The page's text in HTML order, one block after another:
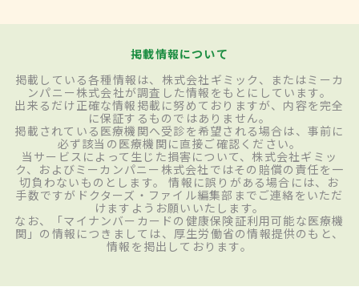
掲載情報について
掲載している各種情報は、株式会社ギミック、またはミーカ
ンパニー株式会社が調査した情報をもとにしています。
出来るだけ正確な情報掲載に努めておりますが、内容を完全
に保証するものではありません。
掲載されている医療機関へ受診を希望される場合は、事前に
必ず該当の医療機関に直接ご確認ください。
当サービスによって生じた損害について、株式会社ギミッ
ク、およびミーカンパニー株式会社ではその賠償の責任を一
切負わないものとします。 情報に誤りがある場合には、お
手数ですがドクターズ・ファイル編集部までご連絡をいただ
けますようお願いいたします。
なお、「マイナンバーカードの健康保険証利用可能な医療機
関」の情報につきましては、厚生労働省の情報提供のもと、
情報を掲出しております。